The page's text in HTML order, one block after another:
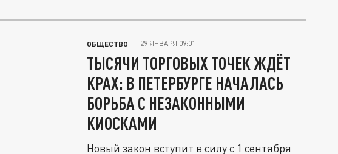
ОБЩЕСТВО 29 ЯНВАРЯ 09:01
ТЫСЯЧИ ТОРГОВЫХ ТОЧЕК ЖДЁТ
КРАХ: В ПЕТЕРБУРГЕ НАЧАЛАСЬ
БОРЬБА С НЕЗАКОННЫМИ
КИОСКАМИ
Новый закон вступит в силу с 1 сентября